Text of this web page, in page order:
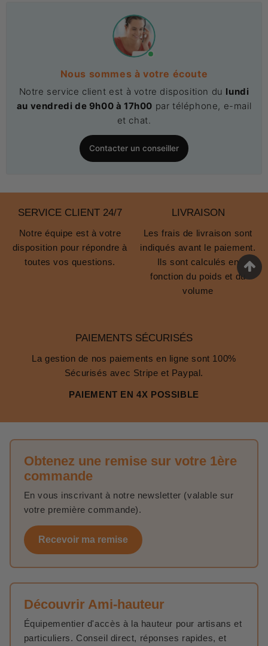
Nous sommes à votre écoute
Notre service client est à votre disposition du lundi
au vendredi de 9h00 à 17h00 par téléphone, e-mail
et chat.
Contacter un conseiller
SERVICE CLIENT 24/7
Notre équipe est à votre
disposition pour répondre à
toutes vos questions.
LIVRAISON
Les frais de livraison sont
indiqués avant le paiement.
Ils sont calculés en
fonction du poids et du
volume
PAIEMENTS SÉCURISÉS
La gestion de nos paiements en ligne sont 100%
Sécurisés avec Stripe et Paypal.
PAIEMENT EN 4X POSSIBLE
Obtenez une remise sur votre 1ère
commande
En vous inscrivant à notre newsletter (valable sur
votre première commande).
Recevoir ma remise
Découvrir Ami-hauteur
Équipementier d'accès à la hauteur pour artisans et
particuliers. Conseil direct, réponses rapides, et